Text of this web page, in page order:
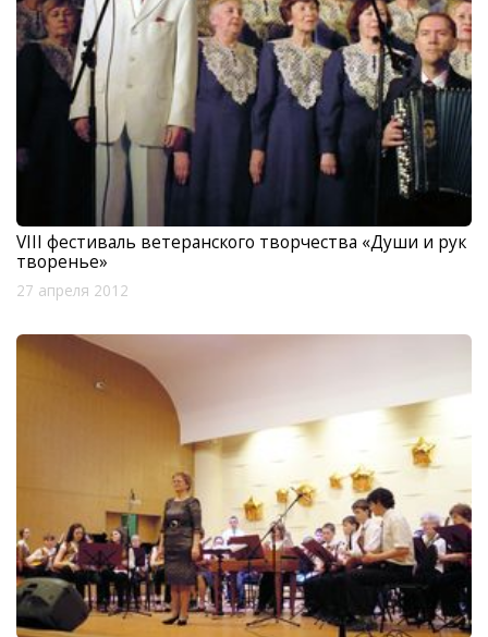
VIII фестиваль ветеранского творчества «Души и рук
творенье»
27 апреля 2012